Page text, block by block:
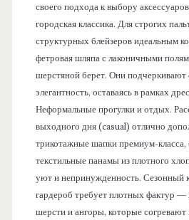
своего подхода к выбору
городская классика. Для строгих
структурных блейзеров идеальным
фетровая шляпа с лаконичными
шерстяной берет. Они подчеркивают
элегантность, оставаясь в рамках
Неформальные прогулки и отдых.
выходного дня (casual) отлично
трикотажные шапки премиум-
текстильные панамы из плотного
уют и непринужденность. Сезонный
гардероб требует плотных фактур —
шерсти и ангоры, которые согревают